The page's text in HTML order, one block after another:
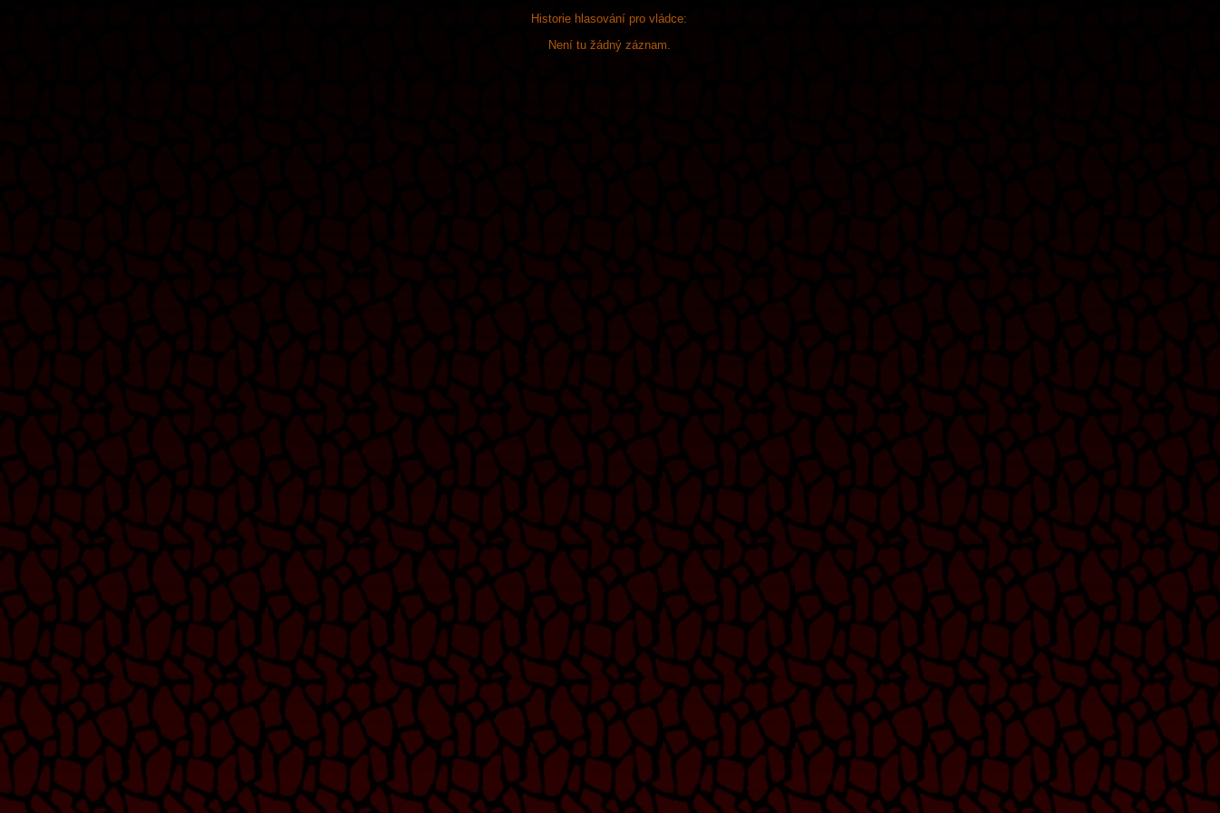
Historie hlasování pro vládce:
Není tu žádný záznam.